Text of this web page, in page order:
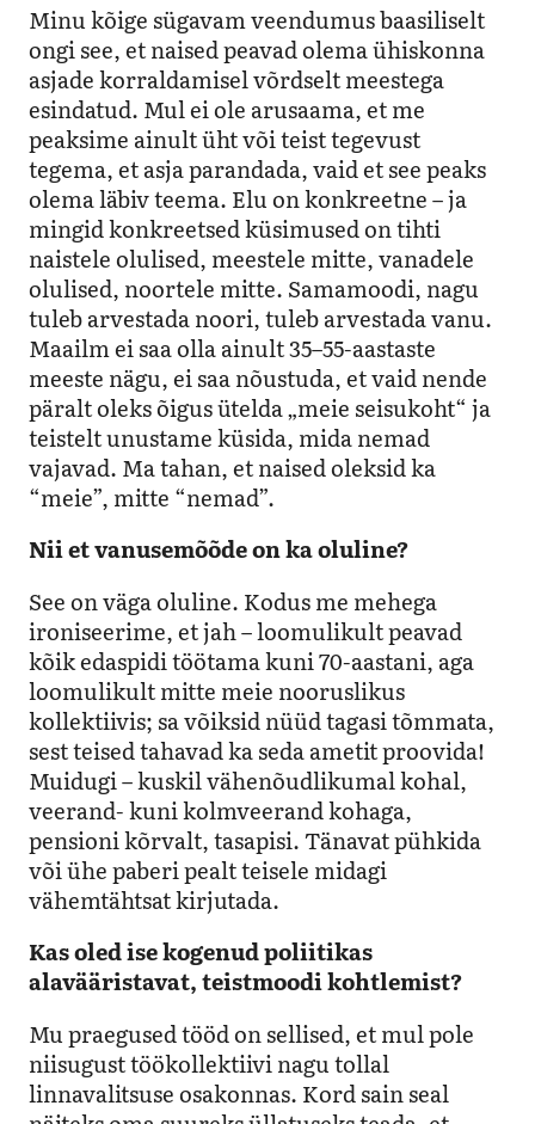
Minu kõige sügavam veendumus baasiliselt
ongi see, et naised peavad olema ühiskonna
asjade korraldamisel võrdselt meestega
esindatud. Mul ei ole arusaama, et me
peaksime ainult üht või teist tegevust
tegema, et asja parandada, vaid et see peaks
olema läbiv teema. Elu on konkreetne – ja
mingid konkreetsed küsimused on tihti
naistele olulised, meestele mitte, vanadele
olulised, noortele mitte. Samamoodi, nagu
tuleb arvestada noori, tuleb arvestada vanu.
Maailm ei saa olla ainult 35–55-aastaste
meeste nägu, ei saa nõustuda, et vaid nende
päralt oleks õigus ütelda „meie seisukoht“ ja
teistelt unustame küsida, mida nemad
vajavad. Ma tahan, et naised oleksid ka
“meie”, mitte “nemad”.
Nii et vanusemõõde on ka oluline?
See on väga oluline. Kodus me mehega
ironiseerime, et jah – loomulikult peavad
kõik edaspidi töötama kuni 70-aastani, aga
loomulikult mitte meie nooruslikus
kollektiivis; sa võiksid nüüd tagasi tõmmata,
sest teised tahavad ka seda ametit proovida!
Muidugi – kuskil vähenõudlikumal kohal,
veerand- kuni kolmveerand kohaga,
pensioni kõrvalt, tasapisi. Tänavat pühkida
või ühe paberi pealt teisele midagi
vähemtähtsat kirjutada.
Kas oled ise kogenud poliitikas
alavääristavat, teistmoodi kohtlemist?
Mu praegused tööd on sellised, et mul pole
niisugust töökollektiivi nagu tollal
linnavalitsuse osakonnas. Kord sain seal